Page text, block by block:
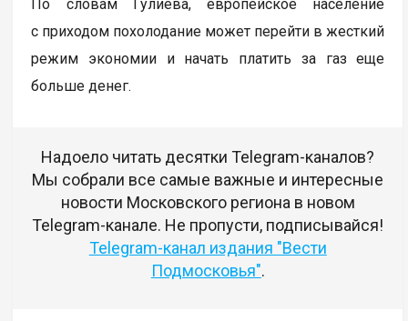
По словам Гулиева, европейское население
с приходом похолодание может перейти в жесткий
режим экономии и начать платить за газ еще
больше денег.
Надоело читать десятки Telegram-каналов?
Мы собрали все самые важные и интересные
новости Московского региона в новом
Telegram-канале. Не пропусти, подписывайся!
Telegram-канал издания "Вести
Подмосковья".